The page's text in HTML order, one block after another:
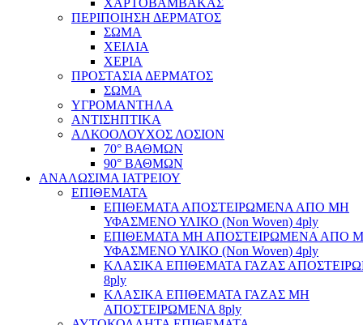
ΧΑΡΤΟΒΑΜΒΑΚΑΣ
ΠΕΡΙΠΟΙΗΣΗ ΔΕΡΜΑΤΟΣ
ΣΩΜΑ
ΧΕΙΛΙΑ
ΧΕΡΙΑ
ΠΡΟΣΤΑΣΙΑ ΔΕΡΜΑΤΟΣ
ΣΩΜΑ
ΥΓΡΟΜΑΝΤΗΛΑ
ΑΝΤΙΣΗΠΤΙΚΑ
ΑΛΚΟΟΛΟΥΧΟΣ ΛΟΣΙΟΝ
70° ΒΑΘΜΩΝ
90° ΒΑΘΜΩΝ
ΑΝΑΛΩΣΙΜΑ ΙΑΤΡΕΙΟΥ
ΕΠΙΘΕΜΑΤΑ
ΕΠΙΘΕΜΑΤΑ ΑΠΟΣΤΕΙΡΩΜΕΝΑ ΑΠΟ ΜΗ
ΥΦΑΣΜΕΝΟ ΥΛΙΚΟ (Non Woven) 4ply
ΕΠΙΘΕΜΑΤΑ ΜΗ ΑΠΟΣΤΕΙΡΩΜΕΝΑ ΑΠΟ
ΥΦΑΣΜΕΝΟ ΥΛΙΚΟ (Non Woven) 4ply
ΚΛΑΣΙΚΑ ΕΠΙΘΕΜΑΤΑ ΓΑΖΑΣ
8ply
ΚΛΑΣΙΚΑ ΕΠΙΘΕΜΑΤΑ ΓΑΖΑΣ ΜΗ
ΑΠΟΣΤΕΙΡΩΜΕΝΑ 8ply